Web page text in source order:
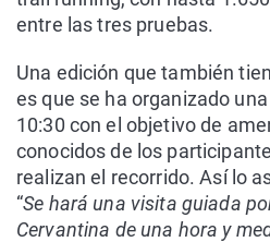
entre las tres pruebas.
Una edición que también
es que se ha organizado
10:30 con el objetivo de
conocidos de los
realizan el recorrido. Así lo
“Se hará una visita guiada
Cervantina de una hora y